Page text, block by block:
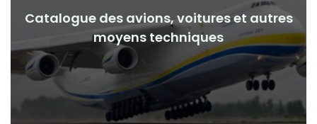
Catalogue des avions, voitures et autres
moyens techniques
Avions, voitures, moyens techniques avant et après le début
de la guerre
Voir les détails